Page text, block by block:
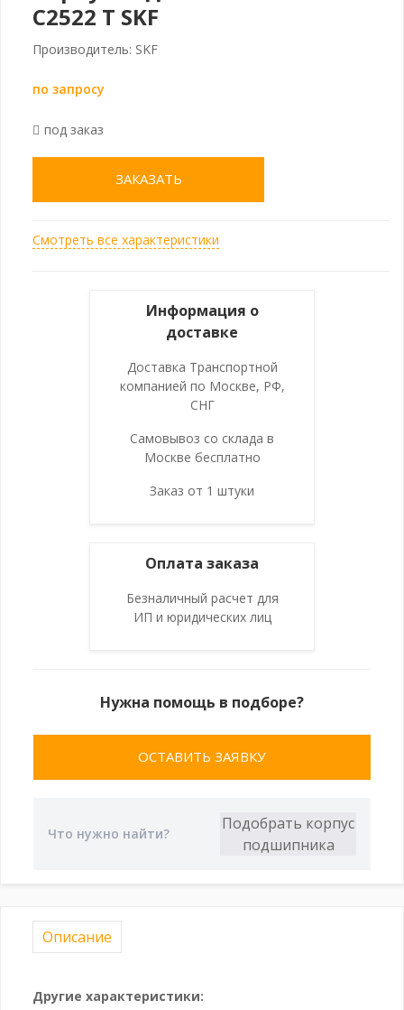
C2522 T SKF
Производитель: SKF
по запросу
под заказ
ЗАКАЗАТЬ
Смотреть все характеристики
Информация о
доставке
Доставка Транспортной
компанией по Москве, РФ,
СНГ
Самовывоз со склада в
Москве бесплатно
Заказ от 1 штуки
Оплата заказа
Безналичный расчет для
ИП и юридических лиц
Нужна помощь в подборе?
ОСТАВИТЬ ЗАЯВКУ
Описание
Другие характеристики: